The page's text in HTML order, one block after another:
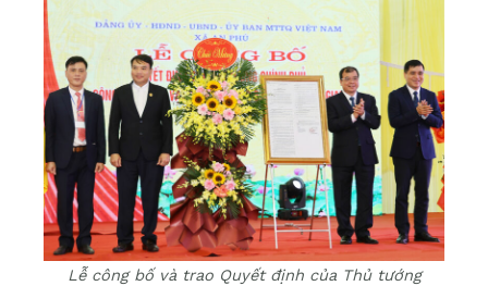
Lễ công bố và trao Quyết định của Thủ tướng